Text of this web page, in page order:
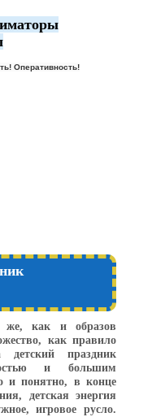
Оперативность!
же, как и образов
как правило
праздник
и большим
и понятно, в конце
детская энергия
игровое русло.